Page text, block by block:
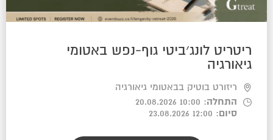
ריטריט לונג׳ביטי גוף-נפש באטומי
גיאורגיה
ריזורט בוטיק בבאטומי גיאורגיה
התחלה: 10:00 20.08.2026
סיום : 12:00 23.08.2026